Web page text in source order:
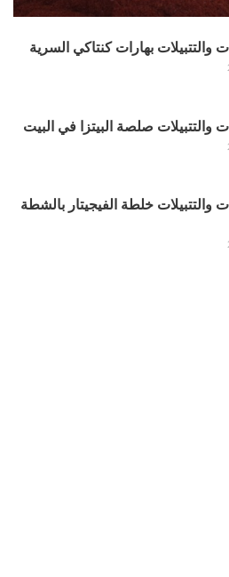
والتتبيلات بهارات كنتاكي السرية
والتتبيلات صلصة البيتزا في البيت
والتتبيلات خلطة الفيجيتار بالشطة